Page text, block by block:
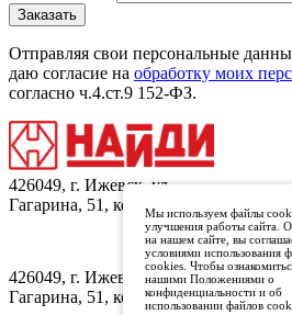
Отправляя свои персональные
даю согласие на обработку моих
согласно ч.4.ст.9 152-ФЗ.
426049, г. Ижевск, ул.
Гагарина, 51, кор.1
Заказать обратный
426049, г. Ижевск, ул.
Гагарина, 51, кор.1
Мы используем файлы
улучшения работы сайта.
на нашем сайте, вы
условиями использования
cookies. Чтобы
нашими Положениями о
конфиденциальности и об
использовании файлов